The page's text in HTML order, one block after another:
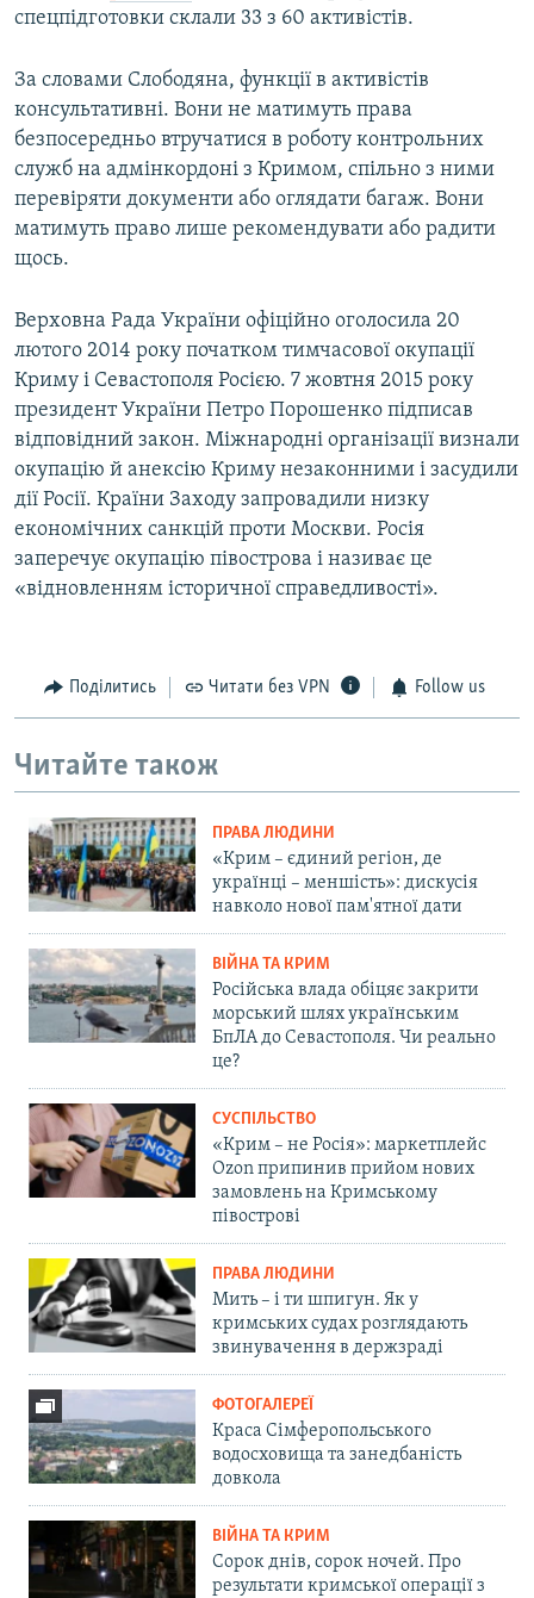
спецпідготовки склали 33 з 60 активістів.
За словами Слободяна, функції в активістів
консультативні. Вони не матимуть права
безпосередньо втручатися в роботу контрольних
служб на адмінкордоні з Кримом, спільно з ними
перевіряти документи або оглядати багаж. Вони
матимуть право лише рекомендувати або радити
щось.
Верховна Рада України офіційно оголосила 20
лютого 2014 року початком тимчасової окупації
Криму і Севастополя Росією. 7 жовтня 2015 року
президент України Петро Порошенко підписав
відповідний закон. Міжнародні організації визнали
окупацію й анексію Криму незаконними і засудили
дії Росії. Країни Заходу запровадили низку
економічних санкцій проти Москви. Росія
заперечує окупацію півострова і називає це
«відновленням історичної справедливості».
Поділитись Читати без VPN Follow us
Читайте також
ПРАВА ЛЮДИНИ
«Крим – єдиний регіон, де
українці – меншість»: дискусія
навколо нової пам'ятної дати
ВІЙНА ТА КРИМ
Російська влада обіцяє закрити
морський шлях українським
БпЛА до Севастополя. Чи реально
це?
СУСПІЛЬСТВО
«Крим – не Росія»: маркетплейс
Ozon припинив прийом нових
замовлень на Кримському
півострові
ПРАВА ЛЮДИНИ
Мить – і ти шпигун. Як у
кримських судах розглядають
звинувачення в держзраді
ФОТОГАЛЕРЕЇ
Краса Сімферопольського
водосховища та занедбаність
довкола
ВІЙНА ТА КРИМ
Сорок днів, сорок ночей. Про
результати кримської операції з